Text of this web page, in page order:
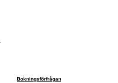
Bokningsförfrågan